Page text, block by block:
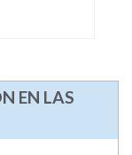
EN LAS